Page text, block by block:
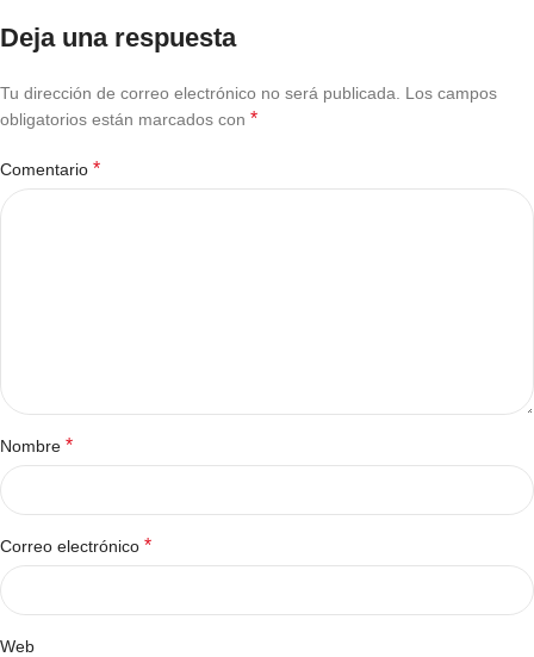
Deja una respuesta
Tu dirección de correo electrónico no será publicada.
Los campos
obligatorios están marcados con *
Comentario *
Nombre *
Correo electrónico *
Web